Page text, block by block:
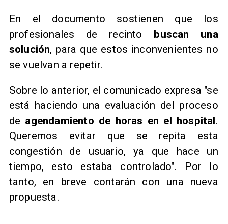
En el documento sostienen que los
profesionales de recinto buscan una
solución, para que estos inconvenientes no
se vuelvan a repetir.
Sobre lo anterior, el comunicado expresa "se
está haciendo una evaluación del proceso
de agendamiento de horas en el hospital.
Queremos evitar que se repita esta
congestión de usuario, ya que hace un
tiempo, esto estaba controlado". Por lo
tanto, en breve contarán con una nueva
propuesta.